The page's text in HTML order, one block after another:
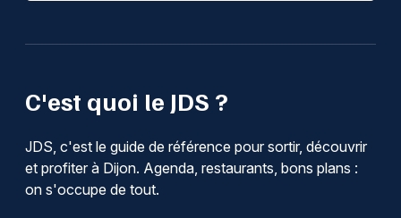
C'est quoi le JDS ?
JDS, c'est le guide de référence pour sortir, découvrir
et profiter à Dijon. Agenda, restaurants, bons plans :
on s'occupe de tout.